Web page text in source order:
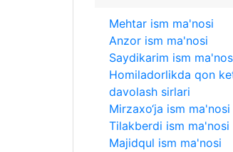
Mehtar ism ma'nosi
Anzor ism ma'nosi
Saydikarim ism
Homiladorlikda qon
davolash sirlari
Mirzaxo‘ja ism ma'nosi
Tilakberdi ism ma'nosi
Majidqul ism ma'nosi